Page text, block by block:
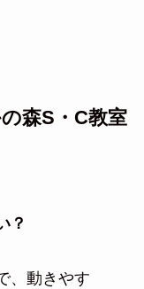
森S・C教室
？
、動きやす